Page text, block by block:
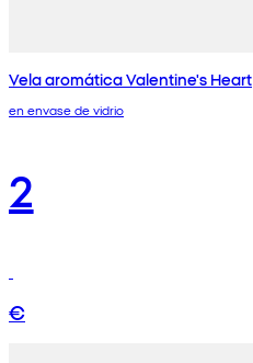
Vela aromática Valentine's Heart
en envase de vidrio
2
€